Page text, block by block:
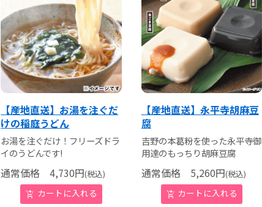
【産地直送】お湯を注ぐだ
けの稲庭うどん
お湯を注ぐだけ！フリーズドラ
イのうどんです!
通常価格 4,730円(税込)
【産地直送】永平寺胡麻豆
腐
吉野の本葛粉を使った永平寺御
用達のもっちり胡麻豆腐
通常価格5,260円(税込)